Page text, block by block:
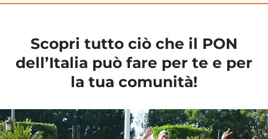
Scopri tutto ciò che il PON
dell’Italia può fare per te e per
la tua comunità!